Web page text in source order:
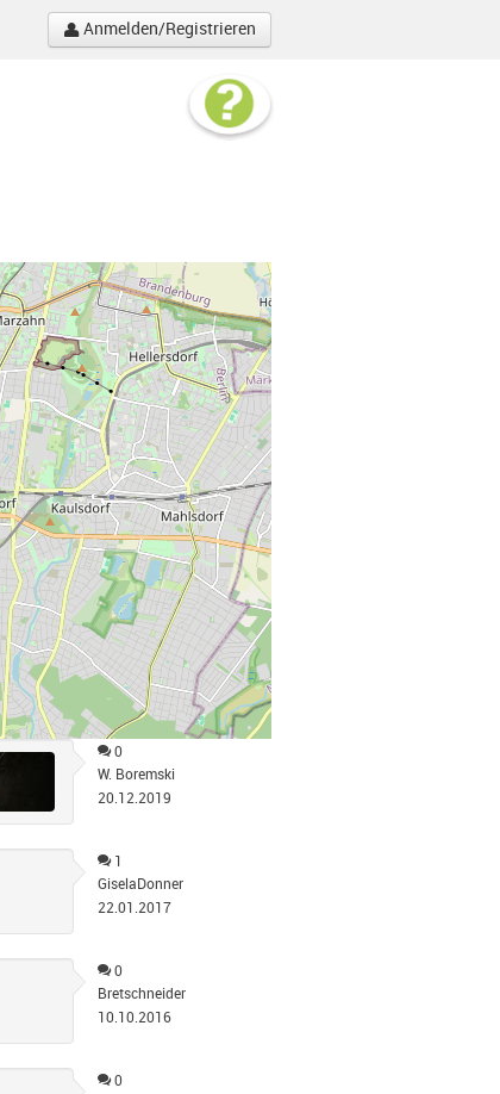
Anmelden/Registrieren
0
W. Boremski
20.12.2019
1
GiselaDonner
22.01.2017
0
Bretschneider
10.10.2016
0